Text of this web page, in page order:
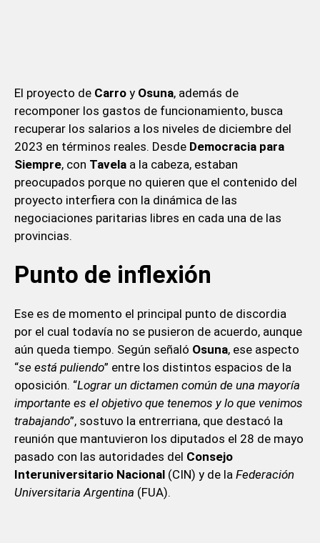
El proyecto de Carroy Osuna, además de
recomponer los gastos de funcionamiento, busca
recuperar los salarios a los niveles de diciembre del
2023 en términos reales. Desde Democracia para
Siempre, con Tavelaa la cabeza, estaban
preocupados porque no quieren que el contenido del
proyecto interfiera con la dinámica de las
negociaciones paritarias libres en cada una de las
provincias.
Punto de inflexión
Ese es de momento el principal punto de discordia
por el cual todavía no se pusieron de acuerdo, aunque
aún queda tiempo. Según señaló Osuna, ese aspecto
“se está puliendo” entre los distintos espacios de la
oposición. “Lograr un dictamen común de una mayoría
importante es el objetivo que tenemos y lo que venimos
trabajando”, sostuvo la entrerriana, que destacó la
reunión que mantuvieron los diputados el 28 de mayo
pasado con las autoridades del Consejo
Interuniversitario Nacional(CIN) y de la Federación
Universitaria Argentina (FUA).